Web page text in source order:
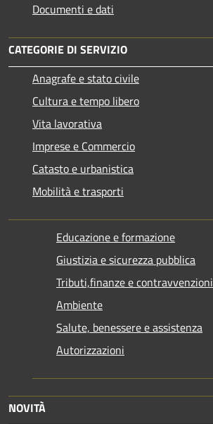
Documenti e dati
CATEGORIE DI SERVIZIO
Anagrafe e stato civile
Cultura e tempo libero
Vita lavorativa
Imprese e Commercio
Catasto e urbanistica
Mobilità e trasporti
Educazione e formazione
Giustizia e sicurezza pubblica
Tributi,finanze e contravvenzioni
Ambiente
Salute, benessere e assistenza
Autorizzazioni
NOVITÀ